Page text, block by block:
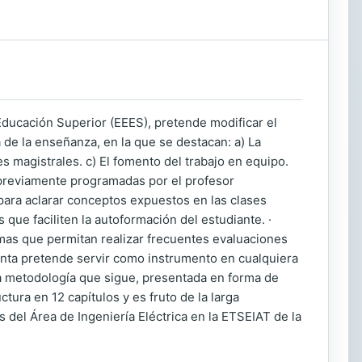
Superior (EEES), pretende modificar el
la enseñanza, en la que se destacan: a) La
magistrales. c) El fomento del trabajo en equipo.
programadas por el profesor
aclarar conceptos expuestos en las clases
faciliten la autoformación del estudiante. ·
que permitan realizar frecuentes evaluaciones
pretende servir como instrumento en cualquiera
que sigue, presentada en forma de
en 12 capítulos y es fruto de la larga
Área de Ingeniería Eléctrica en la ETSEIAT de la